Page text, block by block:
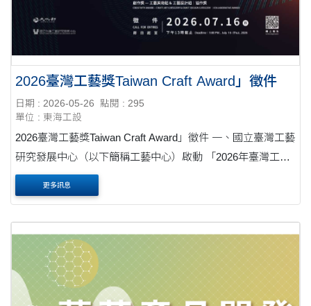
2026臺灣工藝獎Taiwan Craft Award」徵件
日期 : 2026-05-26
點閱 : 295
單位 : 東海工設
2026臺灣工藝獎Taiwan Craft Award」徵件 一、國立臺灣工藝
研究發展中心（以下簡稱工藝中心）啟動 「2026年臺灣工藝
獎Taiwan Craft Award」徵件活動，將 自即日起至115年7月
更多訊息